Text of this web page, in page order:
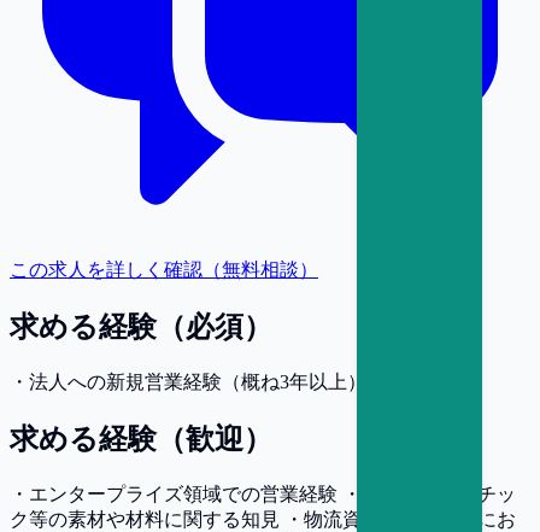
この求人を詳しく確認（無料相談）
求める経験（必須）
・法人への新規営業経験（概ね3年以上）
求める経験（歓迎）
・エンタープライズ領域での営業経験 ・樹脂・プラスチッ
ク等の素材や材料に関する知見 ・物流資材、建材分野にお